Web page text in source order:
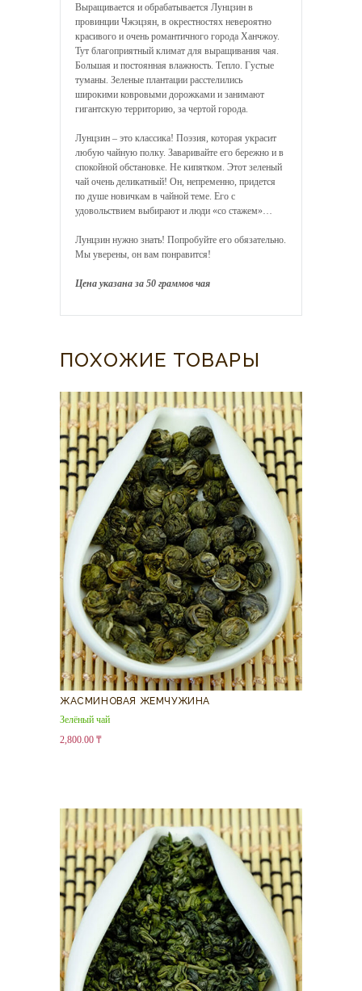
Выращивается и обрабатывается Лунцзин в
провинции Чжэцзян, в окрестностях невероятно
красивого и очень романтичного города Ханчжоу.
Тут благоприятный климат для выращивания чая.
Большая и постоянная влажность. Тепло. Густые
туманы. Зеленые плантации расстелились
широкими ковровыми дорожками и занимают
гигантскую территорию, за чертой города.
Лунцзин – это классика! Поэзия, которая украсит
любую чайную полку. Заваривайте его бережно и в
спокойной обстановке. Не кипятком. Этот зеленый
чай очень деликатный! Он, непременно, придется
по душе новичкам в чайной теме. Его с
удовольствием выбирают и люди «со стажем»…
Лунцзин нужно знать! Попробуйте его обязательно.
Мы уверены, он вам понравится!
Цена указана за 50 граммов чая
ПОХОЖИЕ ТОВАРЫ
ЖАСМИНОВАЯ ЖЕМЧУЖИНА
Зелёный чай
2,800.00 ₸